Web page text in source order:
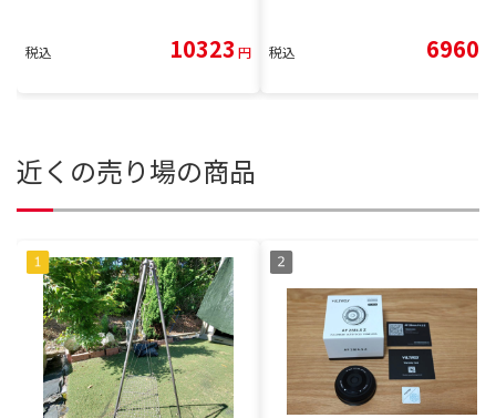
税込 10323 円 税込 6960
近くの売り場の商品